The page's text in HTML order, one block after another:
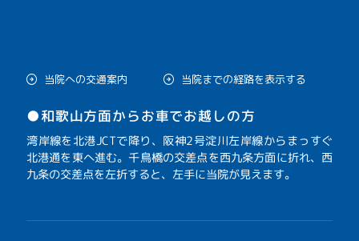
当院への交通案内 当院までの経路を表示する
●和歌山方面からお車でお越しの方
湾岸線を北港JCTで降り、阪神2号淀川左岸線からまっすぐ
北港通を東へ進む。千鳥橋の交差点を西九条方面に折れ、西
九条の交差点を左折すると、左手に当院が見えます。